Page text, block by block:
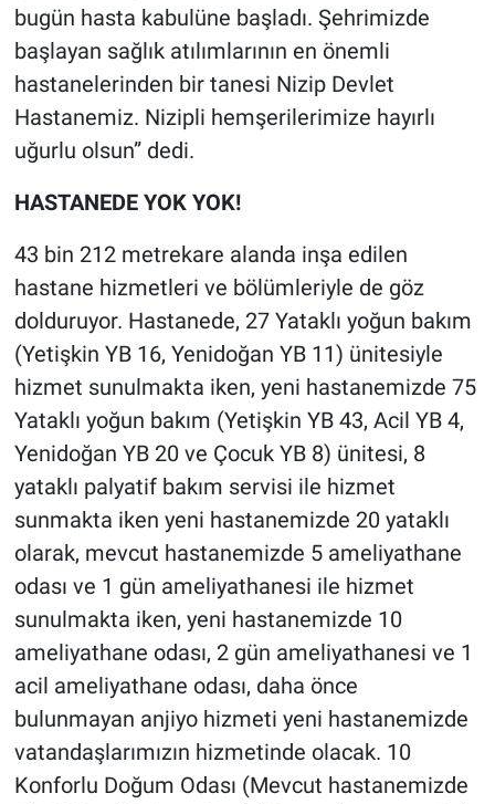
bugün hasta kabulüne başladı. Şehrimizde
başlayan sağlık atılımlarının en önemli
hastanelerinden bir tanesi Nizip Devlet
Hastanemiz. Nizipli hemşerilerimize hayırlı
uğurlu olsun” dedi.
HASTANEDE YOK YOK!
43 bin 212 metrekare alanda inşa edilen
hastane hizmetleri ve bölümleriyle de göz
dolduruyor. Hastanede, 27 Yataklı yoğun bakım
(Yetişkin YB 16, Yenidoğan YB 11) ünitesiyle
hizmet sunulmakta iken, yeni hastanemizde 75
Yataklı yoğun bakım (Yetişkin YB 43, Acil YB 4,
Yenidoğan YB 20 ve Çocuk YB 8) ünitesi, 8
yataklı palyatif bakım servisi ile hizmet
sunmakta iken yeni hastanemizde 20 yataklı
olarak, mevcut hastanemizde 5 ameliyathane
odası ve 1 gün ameliyathanesi ile hizmet
sunulmakta iken, yeni hastanemizde 10
ameliyathane odası, 2 gün ameliyathanesi ve 1
acil ameliyathane odası, daha önce
bulunmayan anjiyo hizmeti yeni hastanemizde
vatandaşlarımızın hizmetinde olacak. 10
Konforlu Doğum Odası (Mevcut hastanemizde